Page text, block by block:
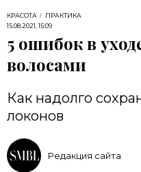
КРАСОТА
ПРАКТИКА
15.08.2021, 15:09
5 ошибок в
волосами
Как надолго
локонов
Редакция сайта